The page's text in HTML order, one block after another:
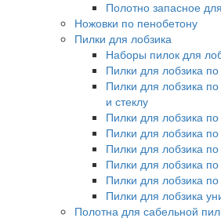
Полотно запасное
Ножовки по пенобетону
Пилки для лобзика
Наборы пилок для
Пилки для лобзика
Пилки для лобзика
и стеклу
Пилки для лобзика
Пилки для лобзика
Пилки для лобзика по
Пилки для лобзика
Пилки для лобзика
Пилки для лобзика
Полотна для сабельной